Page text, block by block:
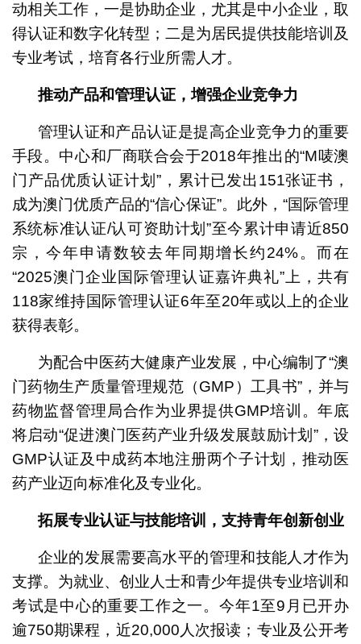
动相关工作，一是协助企业，尤其是中小企业，取
得认证和数字化转型；二是为居民提供技能培训及
专业考试，培育各行业所需人才。
推动产品和管理认证，增强企业竞争力
管理认证和产品认证是提高企业竞争力的重要
手段。中心和厂商联合会于2018年推出的“M唛澳
门产品优质认证计划”，累计已发出151张证书，
成为澳门优质产品的“信心保证”。此外，“国际管理
系统标准认证/认可资助计划”至今累计申请近850
宗，今年申请数较去年同期增长约24%。而在
“2025澳门企业国际管理认证嘉许典礼”上，共有
118家维持国际管理认证6年至20年或以上的企业
获得表彰。
为配合中医药大健康产业发展，中心编制了“澳
门药物生产质量管理规范（GMP）工具书”，并与
药物监督管理局合作为业界提供GMP培训。年底
将启动“促进澳门医药产业升级发展鼓励计划”，设
GMP认证及中成药本地注册两个子计划，推动医
药产业迈向标准化及专业化。
拓展专业认证与技能培训，支持青年创新创业
企业的发展需要高水平的管理和技能人才作为
支撑。为就业、创业人士和青少年提供专业培训和
考试是中心的重要工作之一。今年1至9月已开办
逾750期课程，近20,000人次报读；专业及公开考